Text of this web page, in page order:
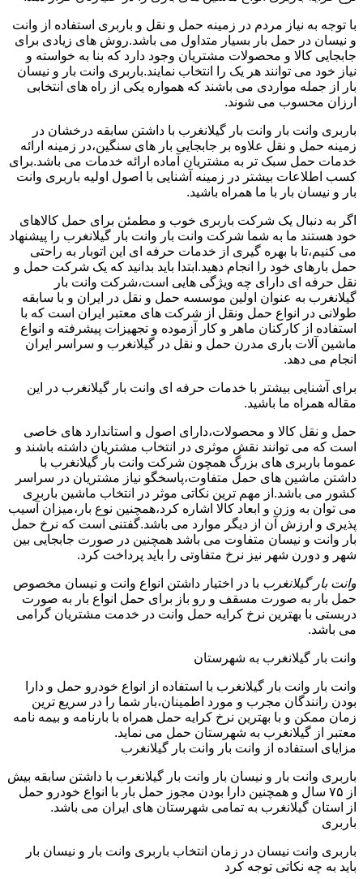
با توجه به نیاز مردم در زمینه حمل و نقل و باربری استفاده از وانت
و نیسان در حمل بار بسیار متداول می باشد.روش های زیادی برای
جابجایی کالا و محصولات مشتریان وجود دارد که بنا به خواسته و
نیاز خود می توانند هر یک را انتخاب نمایند.باربری وانت بار و نیسان
بار از جمله مواردی می باشند که همواره یکی از راه های انتخابی
ارزان محسوب می شوند.
باربری وانت بار وانت بار گیلانغرب با داشتن سابقه درخشان در
زمینه حمل و نقل علاوه بر جابجایی بار های سنگین،در زمینه ارائه
خدمات حمل سبک تر به مشتریان آماده ارائه خدمات می باشد.برای
کسب اطلاعات بیشتر در زمینه آشنایی با اصول اولیه باربری وانت
بار و نیسان بار با ما همراه باشید.
اگر به دنبال یک شرکت باربری خوب و مطمئن برای حمل کالاهای
خود هستند ما به شما شرکت وانت بار وانت بار گیلانغرب را پیشنهاد
می کنیم،تا با بهره گیری از خدمات حرفه ای این اتوبار به راحتی
حمل بارهای خود را انجام دهید.ابتدا باید بدانید که یک شرکت حمل و
نقل حرفه ای دارای چه ویژگی هایی است،شرکت وانت بار
گیلانغرب به عنوان اولین موسسه حمل و نقل در ایران و با سابقه
طولانی در انواع حمل ونقل از شرکت های معتبر ایران است که با
استفاده از کارکنان ماهر و کار آزموده و تجهیزات پیشرفته و انواع
ماشین آلات باری مدرن حمل و نقل در گیلانغرب و سراسر ایران
انجام می دهد.
برای آشنایی بیشتر با خدمات حرفه ای وانت بار گیلانغرب در این
مقاله همراه ما باشید.
حمل و نقل کالا و محصولات،دارای اصول و استاندارد های خاصی
است که می توانند نقش موثری در انتخاب مشتریان داشته باشند و
عموما باربری های بزرگ همچون شرکت وانت بار گیلانغرب با
داشتن ماشین های حمل متفاوت،پاسخگو نیاز مشتریان در سراسر
کشور می باشد.از مهم ترین نکاتی موثر در انتخاب ماشین باربری
می توان به وزن و ابعاد کالا اشاره کرد،همچنین نوع بار،میزان آسیب
پذیری و ارزش آن از دیگر موارد می باشد.گفتنی است که نرخ حمل
بار وانت و نیسان متفاوت می باشد همچنین در صورت جابجایی بین
شهر و دورن شهر نیز نرخ متفاوتی را باید پرداخت کرد.
وانت بار گیلانغرب با در اختیار داشتن انواع وانت و نیسان مخصوص
حمل بار به صورت مسقف و رو باز برای حمل انواع بار به صورت
دربستی با بهترین نرخ کرایه حمل وانت در خدمت مشتریان گرامی
می باشد.
وانت بار گیلانغرب به شهرستان
وانت بار وانت بار گیلانغرب با استفاده از انواع خودرو حمل و دارا
بودن رانندگان مجرب و مورد اطمینان،بار شما را در سریع ترین
زمان ممکن و با بهترین نرخ کرایه حمل همراه با بارنامه و بیمه نامه
معتبر از گیلانغرب به شهرستان حمل می نماید.
مزایای استفاده از وانت بار وانت بار گیلانغرب
باربری وانت بار و نیسان بار وانت بار گیلانغرب با داشتن سابقه بیش
از ۷۵ سال و همچنین دارا بودن مجوز حمل بار با انواع خودرو حمل
از استان گیلانغرب به تمامی شهرستان های ایران می باشد.
باربری
باربری وانت نیسان در زمان انتخاب باربری وانت بار و نیسان بار
باید به چه نکاتی توجه کرد